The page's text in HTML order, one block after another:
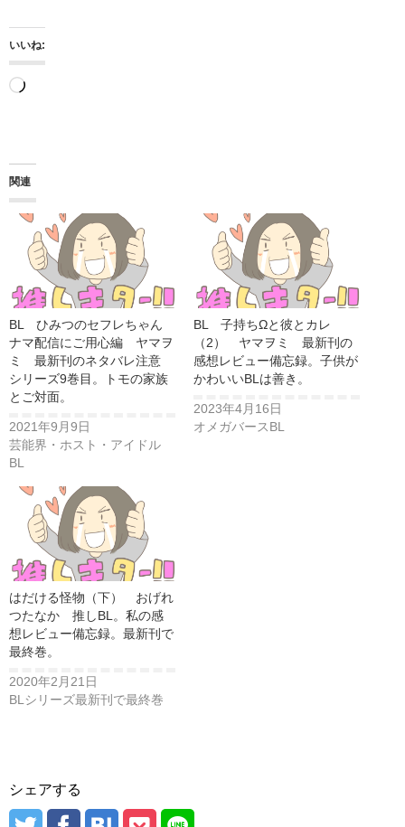
いいね:
読
み
中…
関連
BL ひみつのセフレちゃん
ナマ配信にご用心編 ヤマヲ
ミ 最新刊のネタバレ注意
シリーズ9巻目。トモの家族
とご対面。
2021年9月9日
芸能界・ホスト・アイドル
BL
BL 子持ちΩと彼とカレ
（2） ヤマヲミ 最新刊の
感想レビュー備忘録。子供が
かわいいBLは善き。
2023年4月16日
オメガバースBL
はだける怪物（下） おげれ
つたなか 推しBL。私の感
想レビュー備忘録。最新刊で
最終巻。
2020年2月21日
BLシリーズ最新刊で最終巻
シェアする